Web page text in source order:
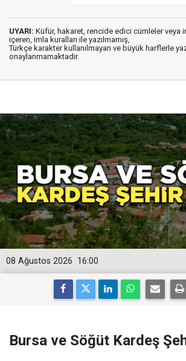
UYARI: Küfür, hakaret, rencide edici cümleler veya
içeren, imla kuralları ile yazılmamış,
Türkçe karakter kullanılmayan ve büyük harflerle
onaylanmamaktadır.
16:00
08 Ağustos 2026
Bursa ve Söğüt Kardeş